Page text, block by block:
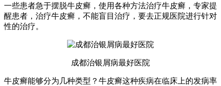
一些患者急于摆脱牛皮癣，使用各种方法治疗牛皮癣，专家提
醒患者，治疗牛皮癣，不能盲目治疗，要去正规医院进行针对
性的治疗。
成都治银屑病最好医院
牛皮癣能够分为几种类型？牛皮癣这种疾病在临床上的发病率